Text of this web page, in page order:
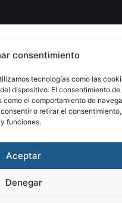
consentimiento
tecnologías como las
dispositivo. El consentimiento de
el comportamiento de
o retirar el
funciones.
Aceptar
Denegar